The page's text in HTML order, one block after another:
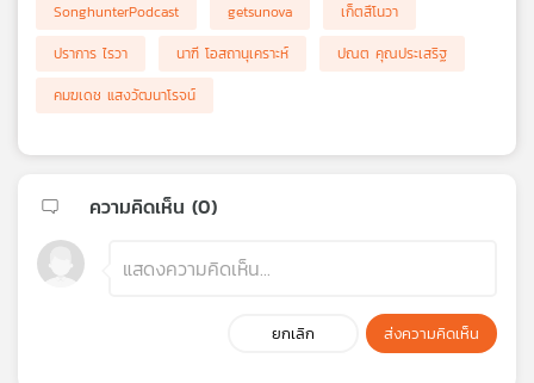
SonghunterPodcast
getsunova
เก็ตสึโนวา
ปราการ ไรวา
นาฑี โอสถานุเคราะห์
ปณต คุณประเสริฐ
คมฆเดช แสงวัฒนาโรจน์
ความคิดเห็น (0)
ยกเลิก ส่งความคิดเห็น